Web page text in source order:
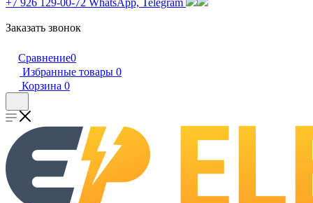
+7 926 129-00-72 WhatsApp, Telegram
Заказать звонок
Сравнение0
Избранные товары 0
Корзина 0